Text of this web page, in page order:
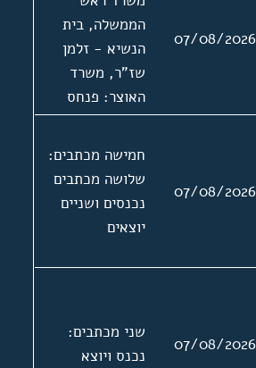
העולמי. אישים:
משה ארם, חיים
לבנון, אברהם
בקר, יהושע לוי
ישראל
ישראל פולק, משה
ריבלין, דוד צימנד
07/08/2026
הממשלה, בית
הנשיא - זלמן
שז"ר, משרד
האוצר: פנחס
ספיר, משרד
הפנים, משרד
העבודה: גולדה
07/08/2026
חמישה מכתבים:
שלושה מכתבים
נכנסים ושניים
יוצאים
07/08/2026
שני מכתבים:
נכנס ויוצא